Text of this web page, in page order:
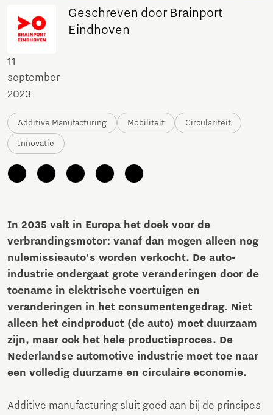
Geschreven door Brainport
Eindhoven
11
september
2023
Additive Manufacturing Mobiliteit Circulariteit
Innovatie
In 2035 valt in Europa het doek voor de
verbrandingsmotor: vanaf dan mogen alleen nog
nulemissie­auto's worden verkocht. De auto-
industrie ondergaat grote veranderingen door de
toename in elektrische voertuig­en en
veranderingen in het consumentengedrag. Niet
alleen het eindproduct (de auto) moet duurzaam
zijn, maar ook het hele productieproces. De
Nederlandse automotive industrie moet toe naar
een volledig duurzame en circulaire economie.
Additive manufacturing sluit goed aan bij de principes